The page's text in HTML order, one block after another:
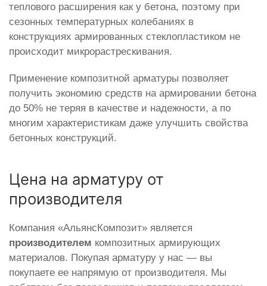
теплового расширения как у бетона, поэтому при
сезонных температурных колебаниях в
конструкциях армированных стеклопластиком не
происходит микрорастрескивания.
Применение композитной арматуры позволяет
получить экономию средств на армировании бетона
до 50% не теряя в качестве и надежности, а по
многим характеристикам даже улучшить свойства
бетонных конструкций.
Цена на арматуру от
производителя
Компания «АльянсКомпозит» является
производителем композитных армирующих
материалов. Покупая арматуру у нас — вы
покупаете ее напрямую от производителя. Мы